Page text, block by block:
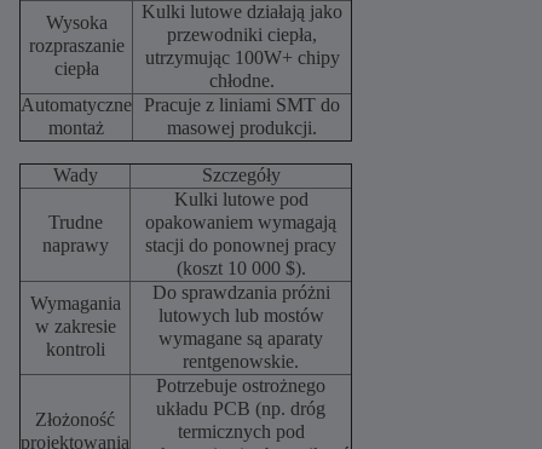
Wysoka
rozpraszanie
ciepła
Kulki lutowe działają jako
przewodniki ciepła,
utrzymując 100W+ chipy
chłodne.
Automatyczne
montaż
Pracuje z liniami SMT do
masowej produkcji.
Wady Szczegóły
Trudne
naprawy
Kulki lutowe pod
opakowaniem wymagają
stacji do ponownej pracy
(koszt 10 000 $).
Wymagania
w zakresie
kontroli
Do sprawdzania próżni
lutowych lub mostów
wymagane są aparaty
rentgenowskie.
Złożoność
projektowania
Potrzebuje ostrożnego
układu PCB (np. dróg
termicznych pod